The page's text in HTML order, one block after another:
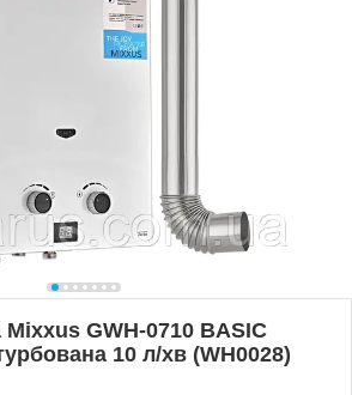
Mixxus GWH-0710 BASIC
10 л/хв (WH0028)